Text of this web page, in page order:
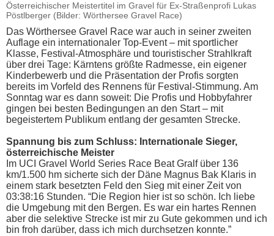
Österreichischer Meistertitel im Gravel für Ex-Straßenprofi Lukas
Pöstlberger (Bilder: Wörthersee Gravel Race)
Das Wörthersee Gravel Race war auch in seiner zweiten
Auflage ein internationaler Top-Event – mit sportlicher
Klasse, Festival-Atmosphäre und touristischer Strahlkraft
über drei Tage: Kärntens größte Radmesse, ein eigener
Kinderbewerb und die Präsentation der Profis sorgten
bereits im Vorfeld des Rennens für Festival-Stimmung. Am
Sonntag war es dann soweit: Die Profis und Hobbyfahrer
gingen bei besten Bedingungen an den Start – mit
begeistertem Publikum entlang der gesamten Strecke.
Spannung bis zum Schluss: Internationale Sieger,
österreichische Meister
Im UCI Gravel World Series Race Beat Gralf über 136
km/1.500 hm sicherte sich der Däne Magnus Bak Klaris in
einem stark besetzten Feld den Sieg mit einer Zeit von
03:38:16 Stunden. “Die Region hier ist so schön. Ich liebe
die Umgebung mit den Bergen. Es war ein hartes Rennen
aber die selektive Strecke ist mir zu Gute gekommen und ich
bin froh darüber, dass ich mich durchsetzen konnte.”